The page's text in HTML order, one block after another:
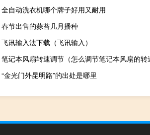
全自动洗衣机哪个牌子好用又耐用
春节出售的蒜苔几月播种
飞讯输入法下载（飞讯输入）
笔记本风扇转速调节（怎么调节笔记本风扇的转
“金光门外昆明路”的出处是哪里